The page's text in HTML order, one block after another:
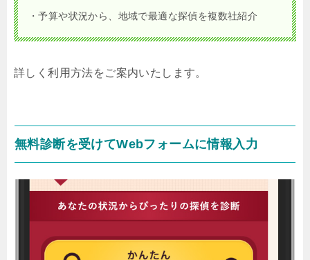
・予算や状況から、地域で最適な探偵を複数社紹介
詳しく利用方法をご案内いたします。
無料診断を受けてWebフォームに情報入力